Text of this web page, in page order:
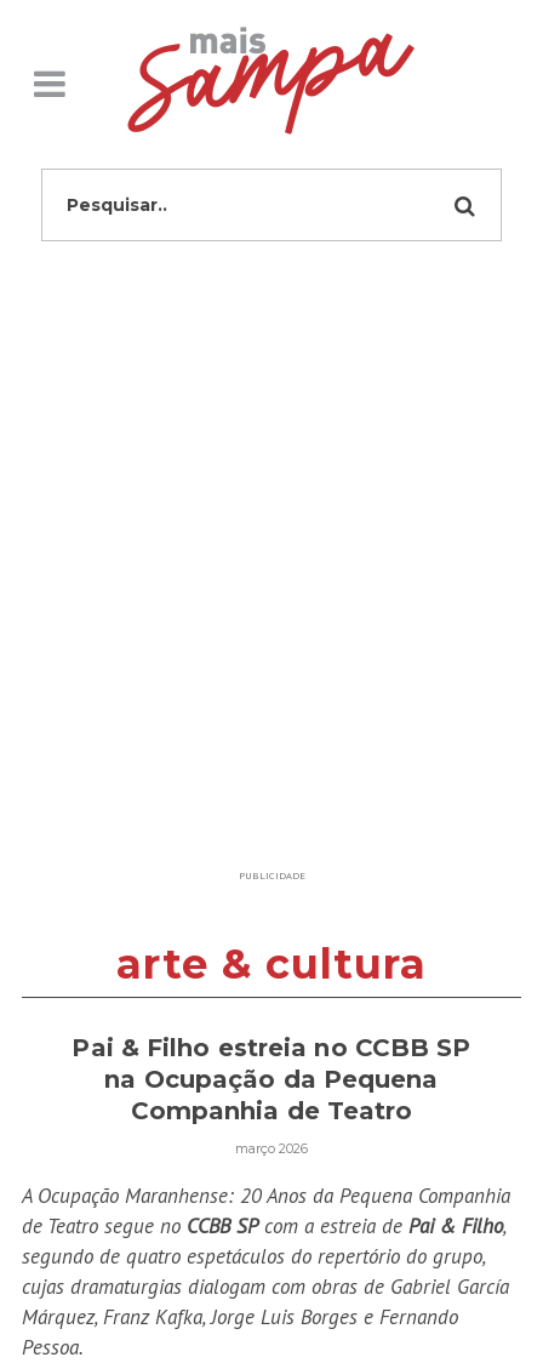
PUBLICIDADE
arte & cultura
Pai & Filho estreia no CCBB SP
na Ocupação da Pequena
Companhia de Teatro
março 2026
A Ocupação Maranhense: 20 Anos da Pequena Companhia
de Teatro segue no CCBB SPcom a estreia de Pai & Filho,
segundo de quatro espetáculos do repertório do grupo,
cujas dramaturgias dialogam com obras de Gabriel García
Márquez, Franz Kafka, Jorge Luis Borges e Fernando
Pessoa.